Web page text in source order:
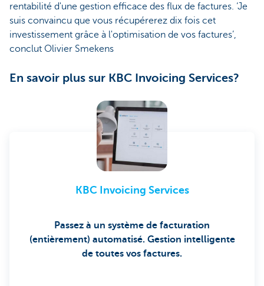
rentabilité d'une gestion efficace des flux de factures. ‘Je
suis convaincu que vous récupérerez dix fois cet
investissement grâce à l'optimisation de vos factures’,
conclut Olivier Smekens
En savoir plus sur KBC Invoicing Services?
KBC Invoicing Services
Passez à un système de facturation
(entièrement) automatisé. Gestion intelligente
de toutes vos factures.